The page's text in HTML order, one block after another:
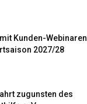
Kunden-Webinaren
2027/28
zugunsten des